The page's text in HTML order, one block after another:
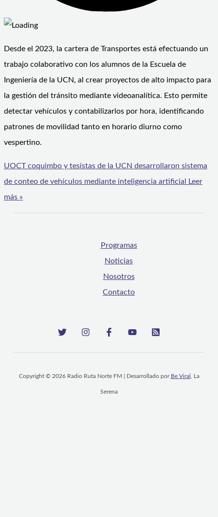
Desde el 2023, la cartera de Transportes está efectuando un
trabajo colaborativo con los alumnos de la Escuela de
Ingeniería de la UCN, al crear proyectos de alto impacto para
la gestión del tránsito mediante videoanalítica. Esto permite
detectar vehículos y contabilizarlos por hora, identificando
patrones de movilidad tanto en horario diurno como
vespertino.
UOCT coquimbo y tesistas de la UCN desarrollaron sistema
de conteo de vehículos mediante inteligencia artificial
Leer
más »
Programas
Noticias
Nosotros
Contacto
Copyright © 2026 Radio Ruta Norte FM | Desarrollado por Be Viral , La
Serena